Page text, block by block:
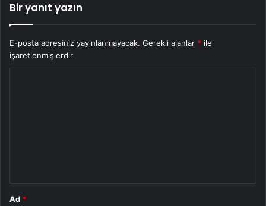
Bir yanıt yazın
E-posta adresiniz yayınlanmayacak. Gerekli alanlar * ile
işaretlenmişlerdir
Ad *